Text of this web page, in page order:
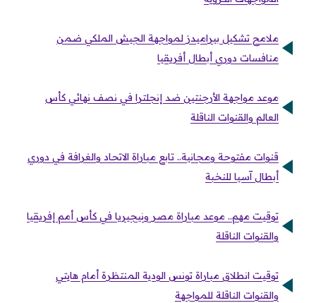
ملامح تشكيل بيراميدز لمواجهة الجيش الملكي ضمن
منافسات دوري أبطال أفريقيا
موعد مواجهة الأرجنتين ضد إنجلترا في نصف نهائي كأس
العالم والقنوات الناقلة
قنوات مفتوحة ومجانية.. تابع مباراة الاتحاد والغرافة في دوري
أبطال آسيا للنخبة
توقيت مهم.. موعد مباراة مصر ونيجيريا في كأس أمم إفريقيا
والقنوات الناقلة
توقيت انطلاق مباراة تونس الودية المنتظرة أمام هايتي
والقنوات الناقلة للمواجهة